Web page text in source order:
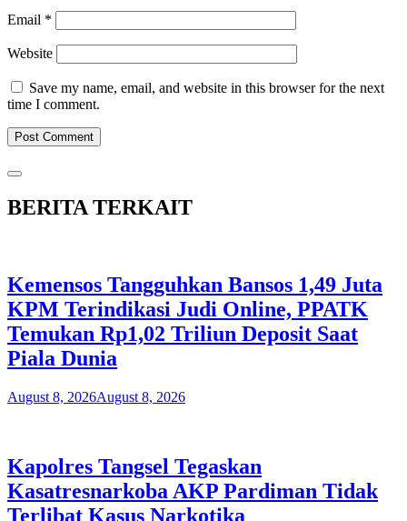
Email *
Website
Save my name, email, and website in this browser for the next
time I comment.
BERITA TERKAIT
Kemensos Tangguhkan Bansos 1,49 Juta
KPM Terindikasi Judi Online, PPATK
Temukan Rp1,02 Triliun Deposit Saat
Piala Dunia
August 8, 2026August 8, 2026
Kapolres Tangsel Tegaskan
Kasatresnarkoba AKP Pardiman Tidak
Terlibat Kasus Narkotika